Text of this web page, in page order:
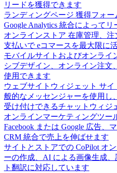
リードを獲得できます
ランディングページ 獲得フォー
Google Analytics 統合によって
オンラインストア 在庫管理、注
支払いで eコマースを最大限に
モバイルサイトおよびオンライ
シブデザイン、オンライン注文
使用できます
ウェブサイトウィジェット サイ
般的なメッセンジャーを使用し
受け付けできるチャットウィジ
オンラインマーケティングツー
Facebook または Google 広告、
CRM 統合で売上を伸ばせます
サイトとストアでの CoPilot オ
ーの作成、AI による画像生成
ト翻訳に対応しています